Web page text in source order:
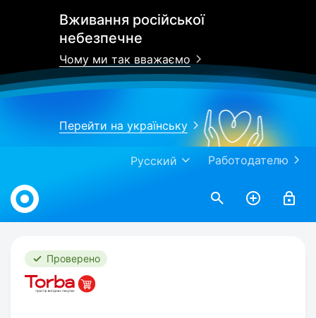
Вживання російської
небезпечне
Чому ми так вважаємо
Перейти на українську
Работодателю
Русский
Work.ua
Проверено